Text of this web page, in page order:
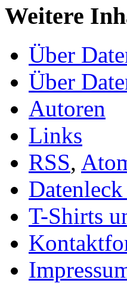
Weitere
Über
Über
Autoren
Links
RSS,
T-Shirts